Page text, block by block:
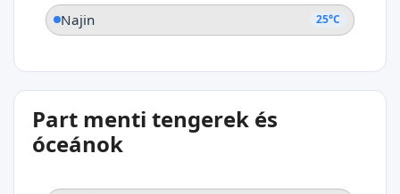
Najin 25°C
Part menti tengerek és
óceánok